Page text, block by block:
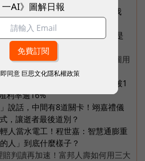
進度｜國民支援金通過了嗎？我
大盤點
點：「不發火的發電機」SOFC是
微電網、氫電池都它的局
「漫遊洞」！台中市政府綠美圖用
息盤點｜19檔一次看，00878衝破1
利率逾16%
說話，中間有8道關卡！翊嘉禮儀
，讓逝者最後道別？
人當水電工！程世嘉：智慧通膨重
人」到底什麼樣子？
判讀再加速！富邦人壽如何用三大
一AI》圖解日報
同意 巨思文化隱私權政策